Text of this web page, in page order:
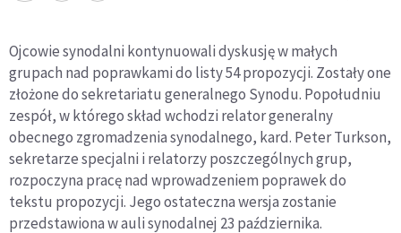
Ojcowie synodalni kontynuowali dyskusję w małych
grupach nad poprawkami do listy 54 propozycji. Zostały one
złożone do sekretariatu generalnego Synodu. Popołudniu
zespół, w którego skład wchodzi relator generalny
obecnego zgromadzenia synodalnego, kard. Peter Turkson,
sekretarze specjalni i relatorzy poszczególnych grup,
rozpoczyna pracę nad wprowadzeniem poprawek do
tekstu propozycji. Jego ostateczna wersja zostanie
przedstawiona w auli synodalnej 23 października.